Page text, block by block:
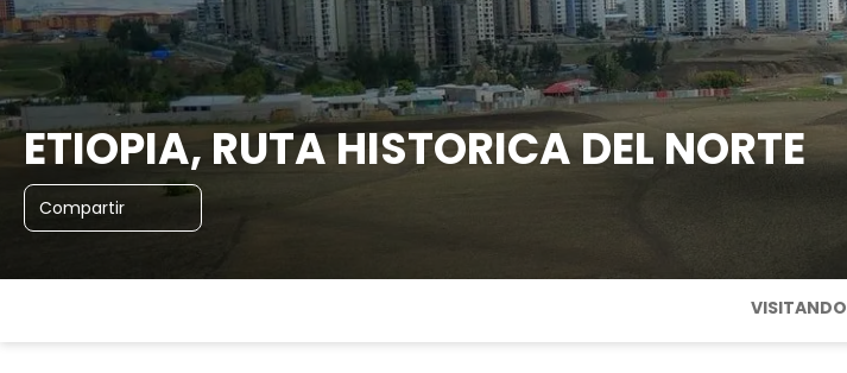
ETIOPIA, RUTA HISTORICA DEL NORTE
Compartir
VISITANDO